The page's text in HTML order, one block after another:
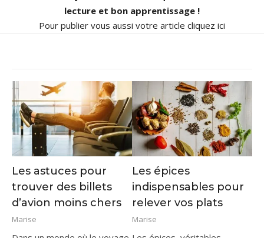
lecture et bon apprentissage !
Pour publier vous aussi votre article cliquez ici
Les astuces pour
trouver des billets
d’avion moins chers
Marise
Les épices
indispensables pour
relever vos plats
Marise